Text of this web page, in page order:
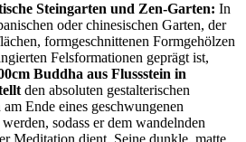
Steingarten und Zen-Garten: In
oder chinesischen Garten, der
formgeschnittenen Formgehölzen
Felsformationen geprägt ist,
Buddha aus Flussstein in
den absoluten gestalterischen
Ende eines geschwungenen
sodass er dem wandelnden